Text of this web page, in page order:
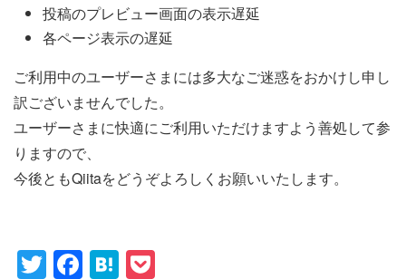
投稿のプレビュー画面の表示遅延
各ページ表示の遅延
ご利用中のユーザーさまには多大なご迷惑をおかけし申し
訳ございませんでした。
ユーザーさまに快適にご利用いただけますよう善処して参
りますので、
今後ともQiitaをどうぞよろしくお願いいたします。
Twitter
Facebook
Hatena